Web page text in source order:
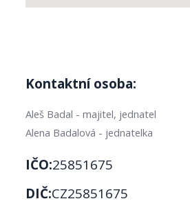
Kontaktní osoba:
Aleš Badal - majitel, jednatel
Alena Badalová - jednatelka
IČO:25851675
DIČ:CZ25851675